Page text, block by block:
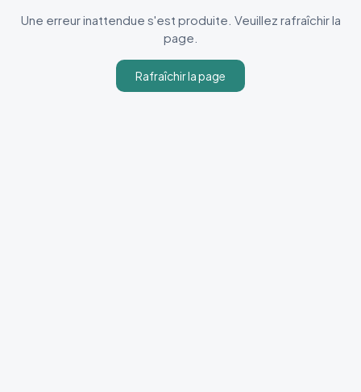
Une erreur inattendue s'est produite. Veuillez rafraîchir la
page.
Rafraîchir la page